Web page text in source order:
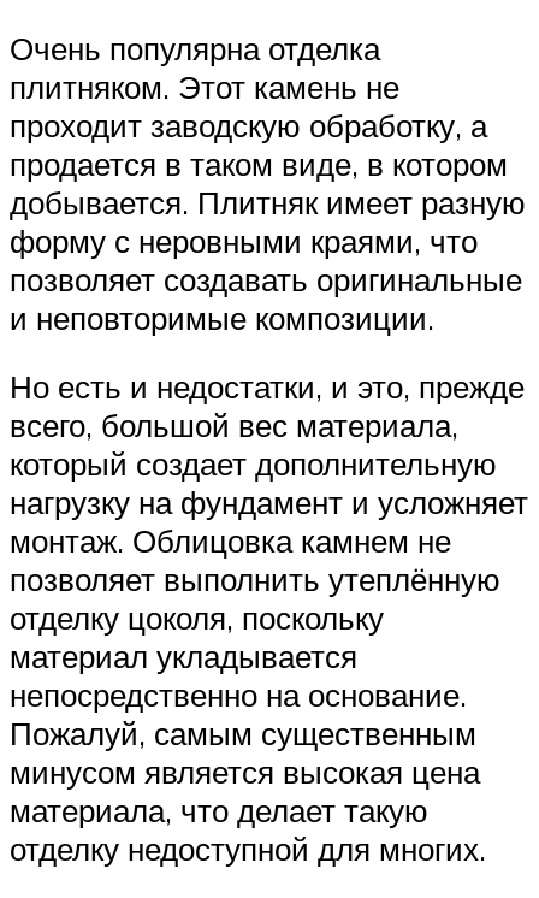
Очень популярна отделка
плитняком. Этот камень не
проходит заводскую обработку, а
продается в таком виде, в котором
добывается. Плитняк имеет разную
форму с неровными краями, что
позволяет создавать оригинальные
и неповторимые композиции.
Но есть и недостатки, и это, прежде
всего, большой вес материала,
который создает дополнительную
нагрузку на фундамент и усложняет
монтаж. Облицовка камнем не
позволяет выполнить утеплённую
отделку цоколя, поскольку
материал укладывается
непосредственно на основание.
Пожалуй, самым существенным
минусом является высокая цена
материала, что делает такую
отделку недоступной для многих.